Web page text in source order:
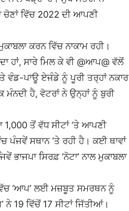
ਚੋਣਾਂ ਵਿੱਚ 2022 ਦੀ ਆਪਣੀ
ਕਰਨ ਵਿੱਚ ਨਾਕਾਮ ਰਹੀ।
ਹਾਂ, ਸਾਰੇ ਮਿਲ ਕੇ ਵੀ @ਆਪ@ ਵੱਲੋਂ
ਵੰਡ-ਪਾਊ ਏਜੰਡੇ ਨੂੰ ਪੂਰੀ ਤਰ੍ਹਾਂ ਨਕਾਰ
ਮੰਨਦੀ ਹੈ, ਵੋਟਰਾਂ ਨੇ ਉਨ੍ਹਾਂ ਨੂੰ ਬੁਰੀ
1,000 ਤੋਂ ਵੱਧ ਸੀਟਾਂ ‘ਤੇ ਆਪਣੀ
ਪੰਜਵੇਂ ਸਥਾਨ ‘ਤੇ ਰਹੀ ਹੈ। ਕਈ ਥਾਵਾਂ
ਭਾਜਪਾ ਸਿਰਫ਼ ‘ਨੋਟਾ’ ਨਾਲ ਮੁਕਾਬਲਾ
‘ਆਪ’ ਲਈ ਮਜ਼ਬੂਤ ਸਮਰਥਨ ਨੂੰ
ਨੇ 19 ਵਿੱਚੋਂ 17 ਸੀਟਾਂ ਜਿੱਤੀਆਂ।